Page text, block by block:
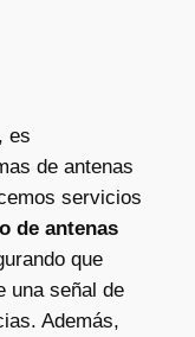
es
de antenas
servicios
de antenas
que
una señal de
Además,